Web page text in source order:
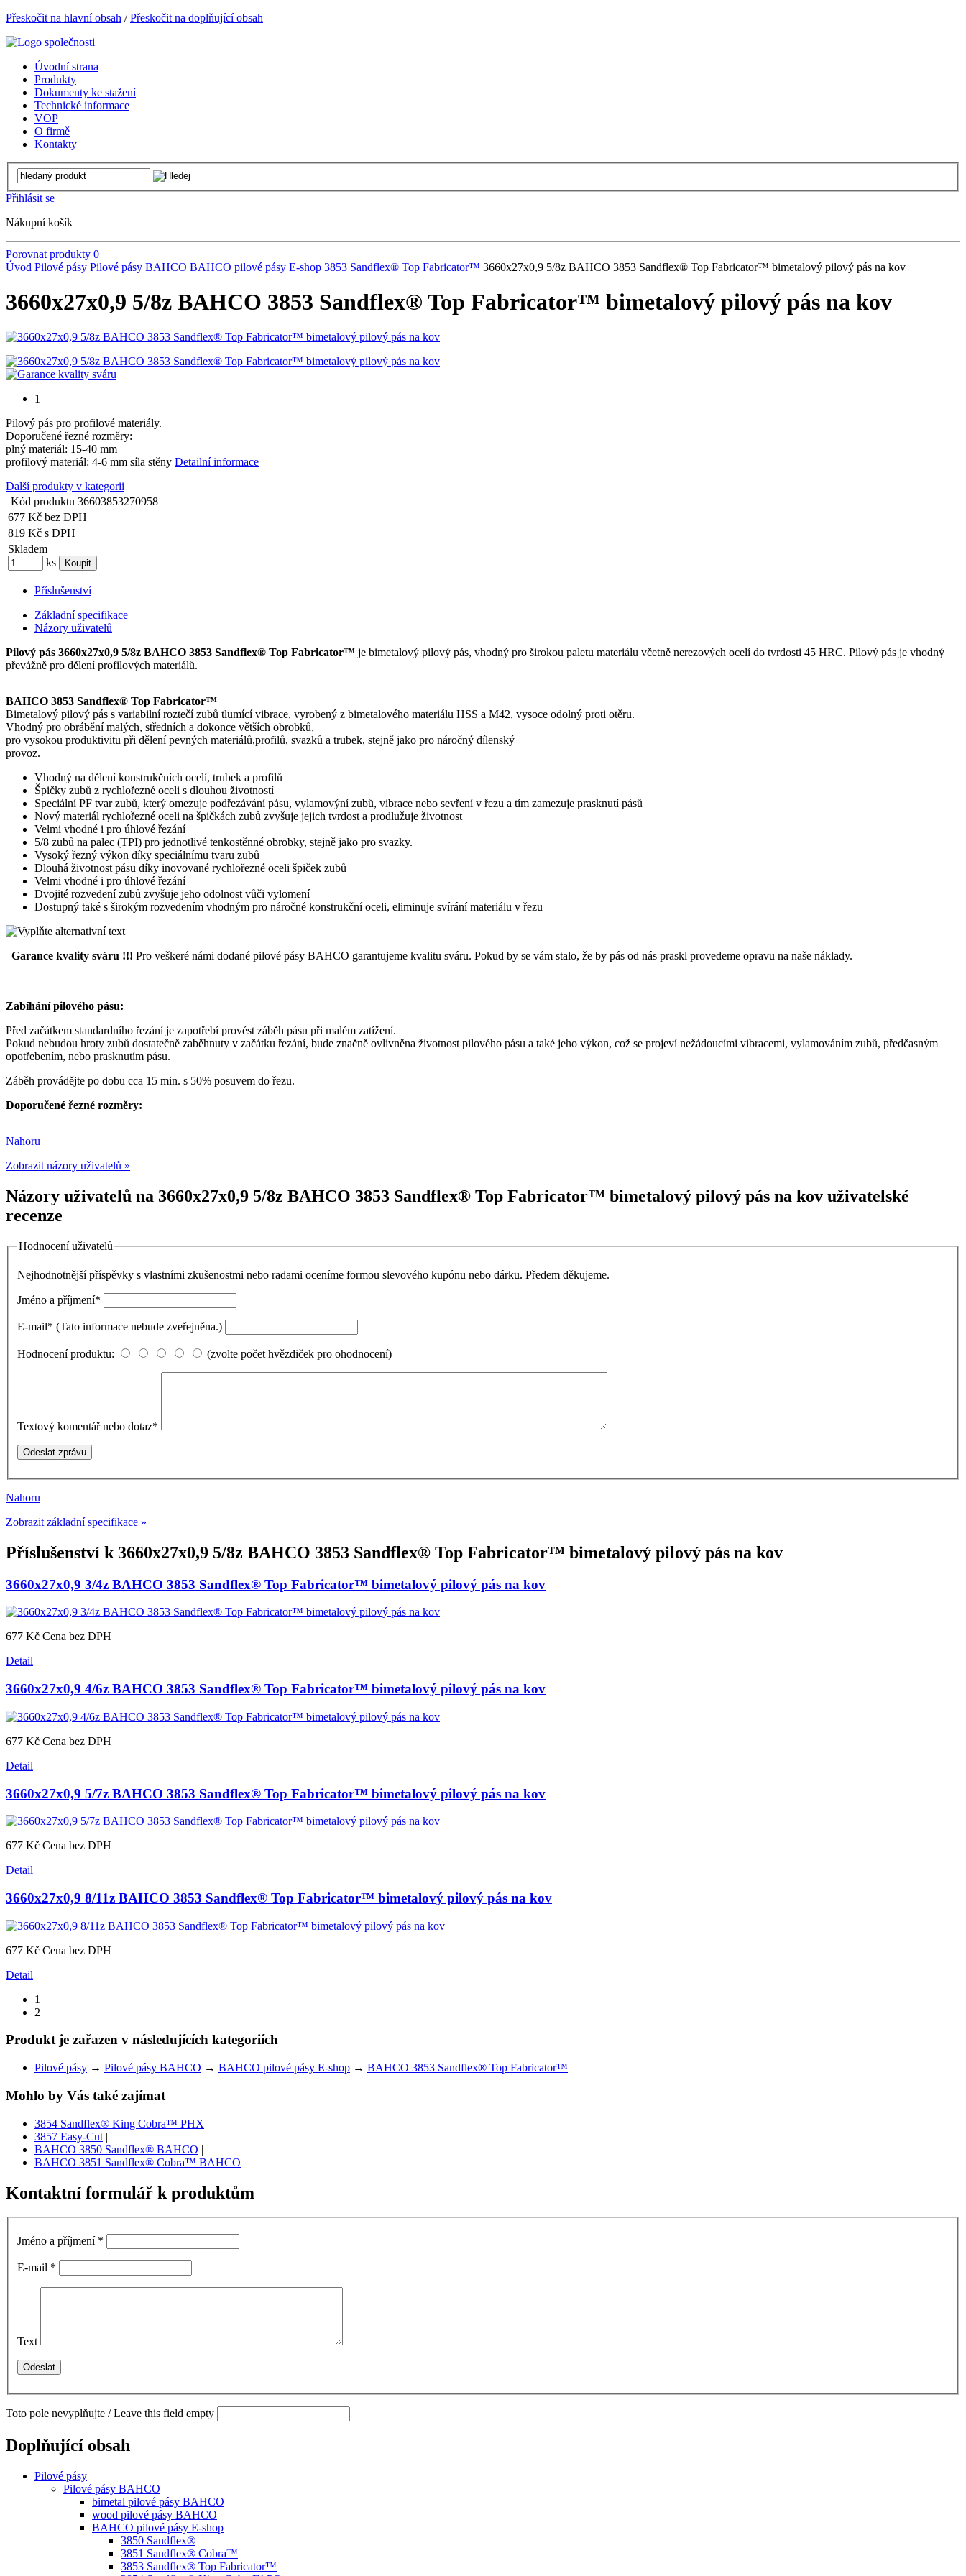
Přeskočit na hlavní obsah /Přeskočit na doplňující obsah
Úvodní strana
Produkty
Dokumenty ke stažení
Technické informace
VOP
O firmě
Kontakty
Přihlásit se
Nákupní košík
Porovnat produkty 0
Úvod Pilové pásy Pilové pásy BAHCO BAHCO pilové pásy E-shop 3853 Sandflex® Top Fabricator™ 3660x27x0,9 5/8z BAHCO 3853 Sandflex® Top Fabricator™ bimetalový pilový pás na kov
3660x27x0,9 5/8z BAHCO 3853 Sandflex® Top Fabricator™ bimetalový pilový pás na kov
1
Pilový pás pro profilové materiály.
Doporučené řezné rozměry:
plný materiál: 15-40 mm
profilový materiál: 4-6 mm síla stěny Detailní informace
Další produkty v kategorii
Kód produktu 36603853270958
677 Kč bez DPH
819 Kč s DPH
Skladem
ks
Příslušenství
Základní specifikace
Názory uživatelů
Pilový pás 3660x27x0,9 5/8z BAHCO 3853 Sandflex® Top Fabricator™ je bimetalový pilový pás, vhodný pro širokou paletu materiálu včetně nerezových ocelí do tvrdosti 45 HRC. Pilový pás je vhodný
převážně pro dělení profilových materiálů.
BAHCO 3853 Sandflex® Top Fabricator™
Bimetalový pilový pás s variabilní roztečí zubů tlumící vibrace, vyrobený z bimetalového materiálu HSS a M42, vysoce odolný proti otěru.
Vhodný pro obrábění malých, středních a dokonce větších obrobků,
pro vysokou produktivitu při dělení pevných materiálů,profilů, svazků a trubek, stejně jako pro náročný dílenský
provoz.
Vhodný na dělení konstrukčních ocelí, trubek a profilů
Špičky zubů z rychlořezné oceli s dlouhou životností
Speciální PF tvar zubů, který omezuje podřezávání pásu, vylamovýní zubů, vibrace nebo sevření v řezu a tím zamezuje prasknutí pásů
Nový materiál rychlořezné oceli na špičkách zubů zvyšuje jejich tvrdost a prodlužuje životnost
Velmi vhodné i pro úhlové řezání
5/8 zubů na palec (TPI) pro jednotlivé tenkostěnné obrobky, stejně jako pro svazky.
Vysoký řezný výkon díky speciálnímu tvaru zubů
Dlouhá životnost pásu díky inovované rychlořezné oceli špiček zubů
Velmi vhodné i pro úhlové řezání
Dvojité rozvedení zubů zvyšuje jeho odolnost vůči vylomení
Dostupný také s širokým rozvedením vhodným pro náročné konstrukční oceli, eliminuje svírání materiálu v řezu
Garance kvality sváru !!! Pro veškeré námi dodané pilové pásy BAHCO garantujeme kvalitu sváru. Pokud by se vám stalo, že by pás od nás praskl provedeme opravu na naše náklady.
Zabíhání pilového pásu:
Před začátkem standardního řezání je zapotřebí provést záběh pásu při malém zatížení.
Pokud nebudou hroty zubů dostatečně zaběhnuty v začátku řezání, bude značně ovlivněna životnost pilového pásu a také jeho výkon, což se projeví nežádoucími vibracemi, vylamováním zubů, předčasným
opotřebením, nebo prasknutím pásu.
Záběh provádějte po dobu cca 15 min. s 50% posuvem do řezu.
Doporučené řezné rozměry:
Nahoru
Zobrazit názory uživatelů »
Názory uživatelů na 3660x27x0,9 5/8z BAHCO 3853 Sandflex® Top Fabricator™ bimetalový pilový pás na kov uživatelské
recenze
Hodnocení uživatelů
Nejhodnotnější příspěvky s vlastními zkušenostmi nebo radami oceníme formou slevového kupónu nebo dárku. Předem děkujeme.
Jméno a příjmení*
E-mail* (Tato informace nebude zveřejněna.)
Hodnocení produktu: (zvolte počet hvězdiček pro ohodnocení)
Textový komentář nebo dotaz*
Nahoru
Zobrazit základní specifikace »
Příslušenství k 3660x27x0,9 5/8z BAHCO 3853 Sandflex® Top Fabricator™ bimetalový pilový pás na kov
3660x27x0,9 3/4z BAHCO 3853 Sandflex® Top Fabricator™ bimetalový pilový pás na kov
677 Kč Cena bez DPH
Detail
3660x27x0,9 4/6z BAHCO 3853 Sandflex® Top Fabricator™ bimetalový pilový pás na kov
677 Kč Cena bez DPH
Detail
3660x27x0,9 5/7z BAHCO 3853 Sandflex® Top Fabricator™ bimetalový pilový pás na kov
677 Kč Cena bez DPH
Detail
3660x27x0,9 8/11z BAHCO 3853 Sandflex® Top Fabricator™ bimetalový pilový pás na kov
677 Kč Cena bez DPH
Detail
1
2
Produkt je zařazen v následujících kategoriích
Pilové pásy → Pilové pásy BAHCO → BAHCO pilové pásy E-shop → BAHCO 3853 Sandflex® Top Fabricator™
Mohlo by Vás také zajímat
3854 Sandflex® King Cobra™ PHX |
3857 Easy-Cut |
BAHCO 3850 Sandflex® BAHCO |
BAHCO 3851 Sandflex® Cobra™ BAHCO
Kontaktní formulář k produktům
Jméno a příjmení *
E-mail *
Text
Toto pole nevyplňujte / Leave this field empty
Doplňující obsah
Pilové pásy
Pilové pásy BAHCO
bimetal pilové pásy BAHCO
wood pilové pásy BAHCO
BAHCO pilové pásy E-shop
3850 Sandflex®
3851 Sandflex® Cobra™
3853 Sandflex® Top Fabricator™